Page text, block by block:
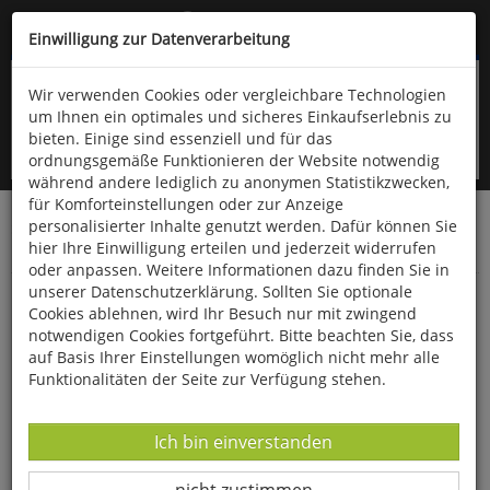
Kompletten Head der Seite überspringen
oder (06766) 9323-960
Startseite Bücher Downloads
Zeitschriften
SportPraxis
Suchen und Finden mit Apps
Einwilligung zur Datenverarbeitung
Wir verwenden Cookies oder vergleichbare Technologien
um Ihnen ein optimales und sicheres Einkaufserlebnis zu
bieten. Einige sind essenziell und für das
ordnungsgemäße Funktionieren der Website notwendig
während andere lediglich zu anonymen Statistikzwecken,
für Komforteinstellungen oder zur Anzeige
personalisierter Inhalte genutzt werden. Dafür können Sie
hier Ihre Einwilligung erteilen und jederzeit widerrufen
oder anpassen. Weitere Informationen dazu finden Sie in
unserer Datenschutzerklärung. Sollten Sie optionale
Cookies ablehnen, wird Ihr Besuch nur mit zwingend
notwendigen Cookies fortgeführt. Bitte beachten Sie, dass
auf Basis Ihrer Einstellungen womöglich nicht mehr alle
Funktionalitäten der Seite zur Verfügung stehen.
Datenverarbeitung -
Ich bin einverstanden